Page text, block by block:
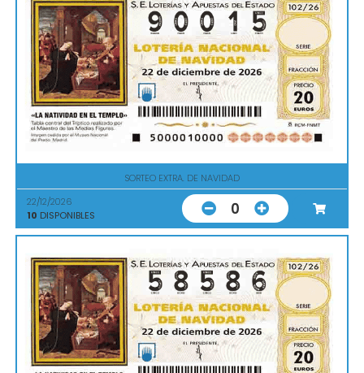
SORTEO EXTRA. DE NAVIDAD
22/12/2026
10 DISPONIBLES 0